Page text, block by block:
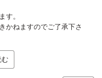
す。
かねますのでご了承下さ
む